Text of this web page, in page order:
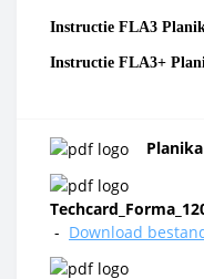
Instructie FLA3
Instructie FLA3+
- Download